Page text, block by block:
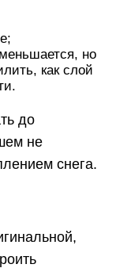
но
как слой
до
не
снега.